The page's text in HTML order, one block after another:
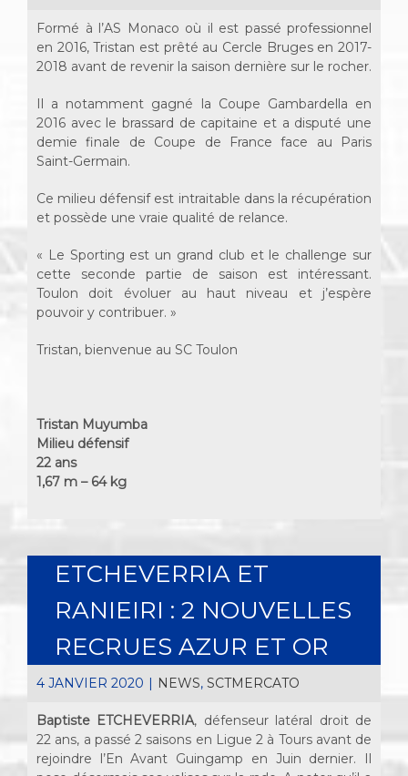
Formé à l’AS Monaco où il est passé professionnel
en 2016, Tristan est prêté au Cercle Bruges en 2017-
2018 avant de revenir la saison dernière sur le rocher.
Il a notamment gagné la Coupe Gambardella en
2016 avec le brassard de capitaine et a disputé une
demie finale de Coupe de France face au Paris
Saint-Germain.
Ce milieu défensif est intraitable dans la récupération
et possède une vraie qualité de relance.
« Le Sporting est un grand club et le challenge sur
cette seconde partie de saison est intéressant.
Toulon doit évoluer au haut niveau et j’espère
pouvoir y contribuer. »
Tristan, bienvenue au SC Toulon
Tristan Muyumba
Milieu défensif
22 ans
1,67 m – 64 kg
ETCHEVERRIA ET
RANIEIRI : 2 NOUVELLES
RECRUES AZUR ET OR
4 JANVIER 2020 | NEWS, SCTMERCATO
Baptiste ETCHEVERRIA, défenseur latéral droit de
22 ans, a passé 2 saisons en Ligue 2 à Tours avant de
rejoindre l’En Avant Guingamp en Juin dernier. Il